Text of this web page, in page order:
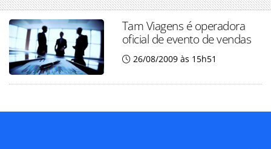
Tam Viagens é operadora
oficial de evento de vendas
26/08/2009 às 15h51